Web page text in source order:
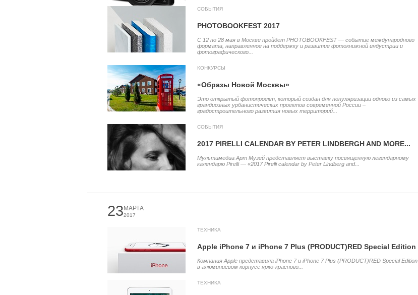
СОБЫТИЯ
PHOTOBOOKFEST 2017
С 12 по 28 мая в Москве пройдет PHOTOBOOKFEST — событие международного
формата, направленное на поддержку и развитие фотокнижной индустрии и
фотографического...
КОНКУРСЫ
«Образы Новой Москвы»
Это открытый фотопроект, который создан для популяризации одного из самых
грандиозных урбанистических проектов современной России –
градостроительного развития новых территорий...
СОБЫТИЯ
2017 PIRELLI CALENDAR BY PETER LINDBERGH AND MORE...
Мультимедиа Арт Музей представляет выставку посвященную легендарному
календарю Pirelli — «2017 Pirelli calendar by Peter Lindberg and...
23 МАРТА
2017
ТЕХНИКА
Apple iPhone 7 и iPhone 7 Plus (PRODUCT)RED Special Edition
Компания Apple представила iPhone 7 и iPhone 7 Plus (PRODUCT)RED Special Edition
в алюминиевом корпусе ярко-красного...
ТЕХНИКА